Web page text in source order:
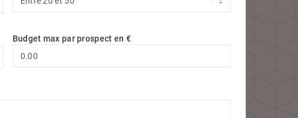
Budget max par prospect en €